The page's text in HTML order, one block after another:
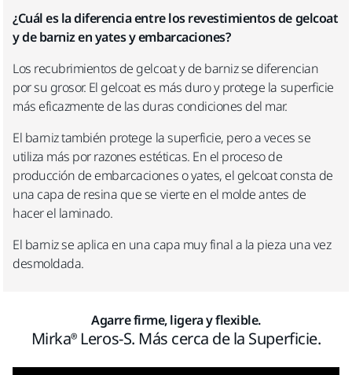
Ciudad
Por favor, especifique su cargo en la empresa. Gracias.
Sí, he leído y acepto los términos y condiciones de
Acepto que mis datos de contacto se guarden y
utilicen para los servicios de Atención al Cliente,
¿Cuál es la diferencia entre los revestimientos de gelcoat
y de barniz en yates y embarcaciones?
Los recubrimientos de gelcoat y de barniz se diferencian
por su grosor. El gelcoat es más duro y protege la superficie
más eficazmente de las duras condiciones del mar.
El barniz también protege la superficie, pero a veces se
utiliza más por razones estéticas. En el proceso de
producción de embarcaciones o yates, el gelcoat consta de
una capa de resina que se vierte en el molde antes de
hacer el laminado.
El barniz se aplica en una capa muy final a la pieza una vez
desmoldada.
Agarre firme, ligera y flexible.
Mirka® Leros-S. Más cerca de la Superficie.